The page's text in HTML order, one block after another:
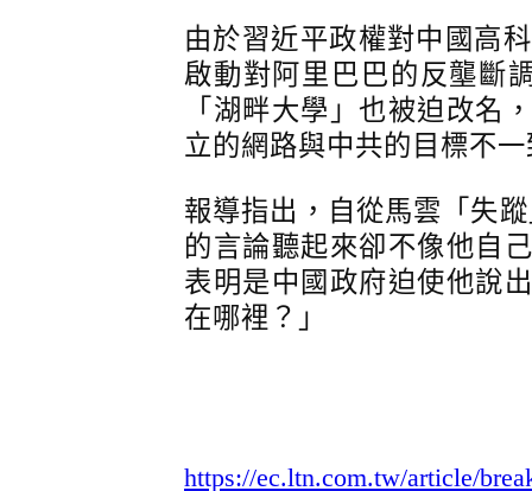
由於習近平政權對中國高
啟動對阿里巴巴的反壟斷
「湖畔大學」也被迫改名
立的網路與中共的目標不
報導指出，自從馬雲「失
的言論聽起來卻不像他自
表明是中國政府迫使他說
在哪裡？」
https://ec.ltn.com.tw/article/